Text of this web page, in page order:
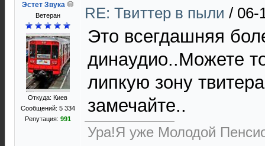
Эстет Звука
Ветеран
Откуда: Киев
Сообщений: 5 334
Репутация: 991
RE: Твиттер в пыли / 06-
Это всегдашняя
динаудио..Можете
липкую зону
замечайте..
Ура!Я уже Молодой